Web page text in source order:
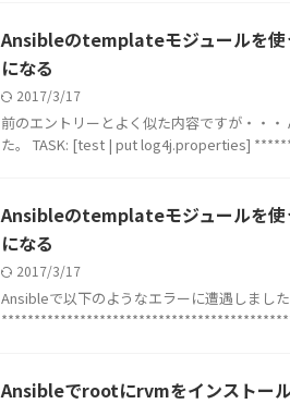
Ansibleのtemplateモジュールを使
になる
2017/3/17
前のエントリーとよく似た内容ですが・・
た。 TASK: [test | put log4j.properties]
Ansibleのtemplateモジュールを使
になる
2017/3/17
Ansibleで以下のようなエラーに遭遇しまし
Ansibleでrootにrvmをインストー